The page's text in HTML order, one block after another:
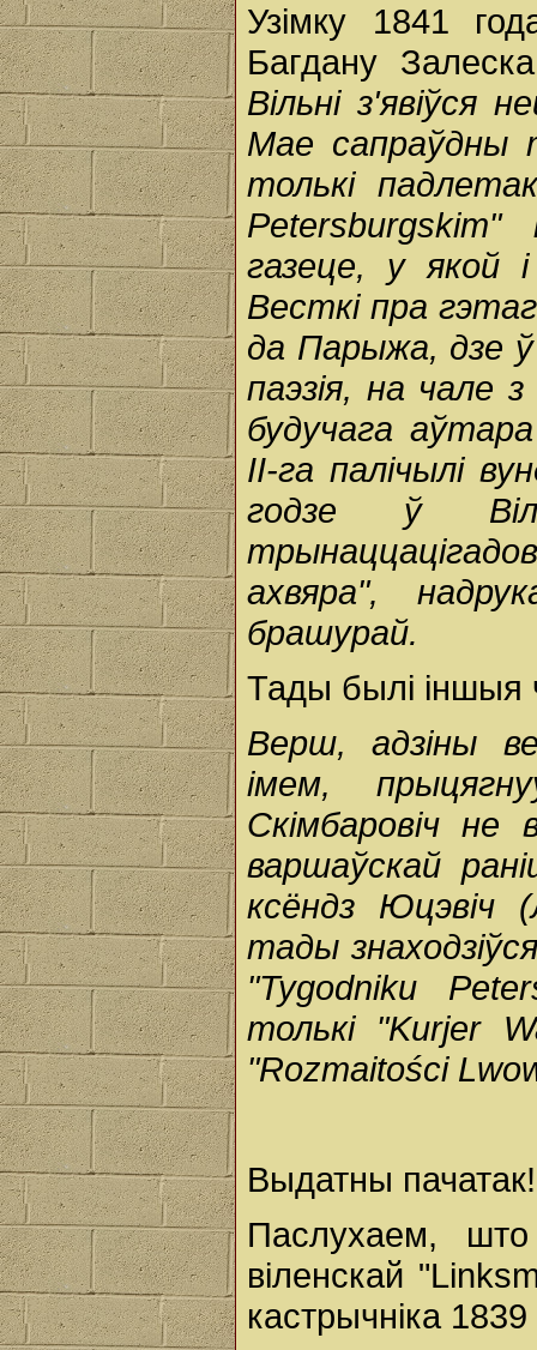
Узімку 1841
Багдану
Вільні з'явіўся
Мае сапраўдны
толькі
газеце, у якой
Весткі пра
да Парыжа, дзе
паэзія, на чале з
будучага
ІІ-га палічылі
годзе ў
ахвяра",
брашурай.
Тады былі
Верш, адзіны
імем,
Скімбаровіч не
варшаўскай
ксёндз Юцэвіч
тады
"Tygodniku
толькі "Kurjer
"Rozmaitości
Выдатны пачатак!
Паслухаем,
віленскай
кастрычніка 1839